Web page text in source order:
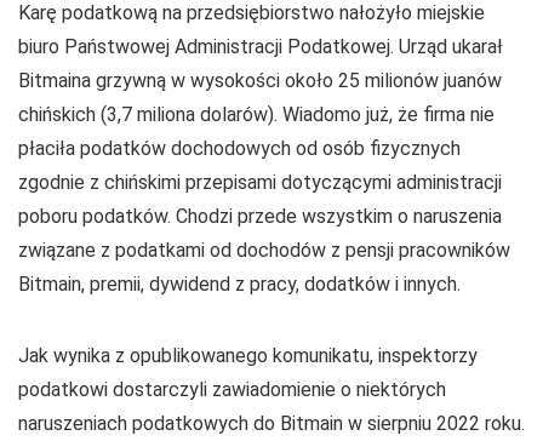
Karę podatkową na przedsiębiorstwo nałożyło miejskie
biuro Państwowej Administracji Podatkowej. Urząd ukarał
Bitmaina grzywną w wysokości około 25 milionów juanów
chińskich (3,7 miliona dolarów). Wiadomo już, że firma nie
płaciła podatków dochodowych od osób fizycznych
zgodnie z chińskimi przepisami dotyczącymi administracji
poboru podatków. Chodzi przede wszystkim o naruszenia
związane z podatkami od dochodów z pensji pracowników
Bitmain, premii, dywidend z pracy, dodatków i innych.
Jak wynika z opublikowanego komunikatu, inspektorzy
podatkowi dostarczyli zawiadomienie o niektórych
naruszeniach podatkowych do Bitmain w sierpniu 2022 roku.